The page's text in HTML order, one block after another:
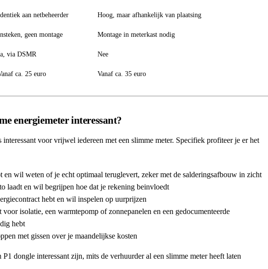
aan netbeheerder Hoog, maar afhankelijk van plaatsing
geen montage Montage in meterkast nodig
via DSMR Nee
ca. 25 euro Vanaf ca. 35 euro
energiemeter interessant?
interessant voor vrijwel iedereen met een slimme meter. Specifiek profiteer je er het
en wil weten of je echt optimaal teruglevert, zeker met de salderingsafbouw in zicht
laadt en wil begrijpen hoe dat je rekening beinvloedt
hebt en wil inspelen op uurprijzen
voor isolatie, een warmtepomp of zonnepanelen en een gedocumenteerde
hebt
met gissen over je maandelijkse kosten
dongle interessant zijn, mits de verhuurder al een slimme meter heeft laten